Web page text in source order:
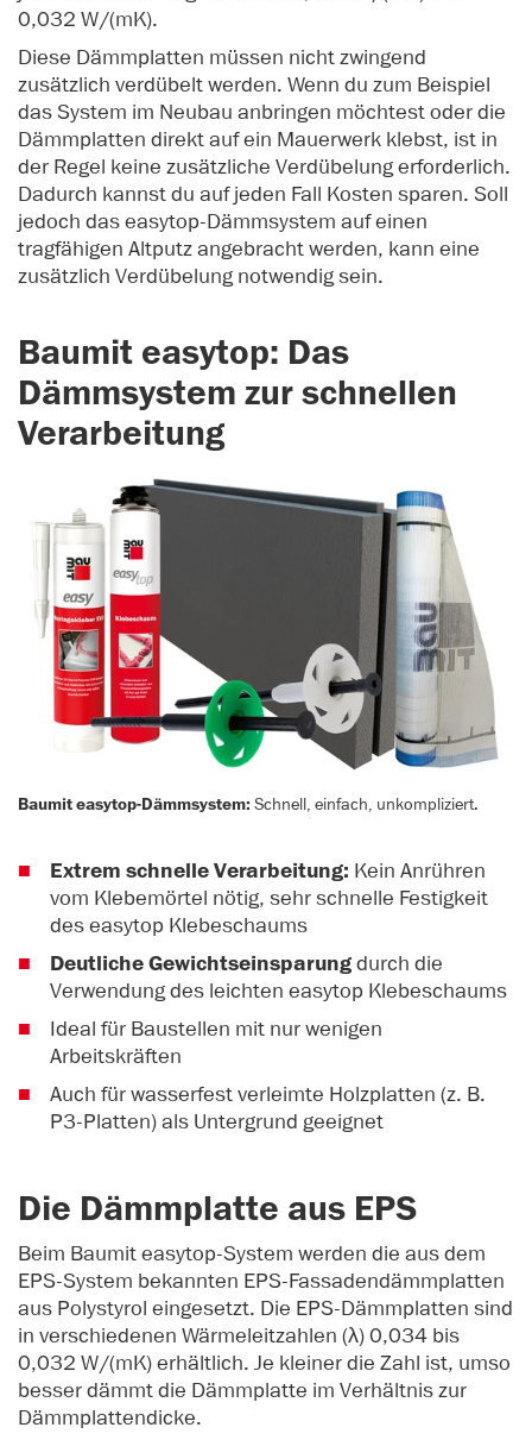
0,032 W/(mK).
Diese Dämmplatten müssen nicht zwingend
zusätzlich verdübelt werden. Wenn du zum Beispiel
das System im Neubau anbringen möchtest oder die
Dämmplatten direkt auf ein Mauerwerk klebst, ist in
der Regel keine zusätzliche Verdübelung erforderlich.
Dadurch kannst du auf jeden Fall Kosten sparen. Soll
jedoch das easytop-Dämmsystem auf einen
tragfähigen Altputz angebracht werden, kann eine
zusätzlich Verdübelung notwendig sein.
Baumit easytop: Das
Dämmsystem zur schnellen
Verarbeitung
Baumit easytop-Dämmsystem: Schnell, einfach, unkompliziert.
Extrem schnelle Verarbeitung: Kein Anrühren
vom Klebemörtel nötig, sehr schnelle Festigkeit
des easytop Klebeschaums
Deutliche Gewichtseinsparungdurch die
Verwendung des leichten easytop Klebeschaums
Ideal für Baustellen mit nur wenigen
Arbeitskräften
Auch für wasserfest verleimte Holzplatten (z. B.
P3-Platten) als Untergrund geeignet
Die Dämmplatte aus EPS
Beim Baumit easytop-System werden die aus dem
EPS-System bekannten EPS-Fassadendämmplatten
aus Polystyrol eingesetzt. Die EPS-Dämmplatten sind
in verschiedenen Wärmeleitzahlen (λ) 0,034 bis
0,032 W/(mK) erhältlich. Je kleiner die Zahl ist, umso
besser dämmt die Dämmplatte im Verhältnis zur
Dämmplattendicke.